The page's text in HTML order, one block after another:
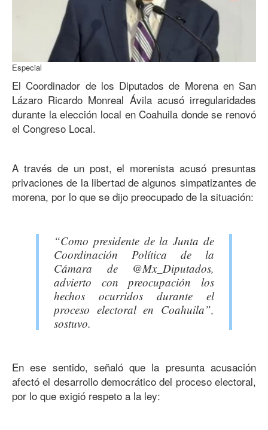
Especial
El Coordinador de los Diputados de Morena en San
Lázaro Ricardo Monreal Ávila acusó irregularidades
durante la elección local en Coahuila donde se renovó
el Congreso Local.
A través de un post, el morenista acusó presuntas
privaciones de la libertad de algunos simpatizantes de
morena, por lo que se dijo preocupado de la situación:
“Como presidente de la Junta de
Coordinación Política de la
Cámara de @Mx_Diputados,
advierto con preocupación los
hechos ocurridos durante el
proceso electoral en Coahuila”,
sostuvo.
En ese sentido, señaló que la presunta acusación
afectó el desarrollo democrático del proceso electoral,
por lo que exigió respeto a la ley: